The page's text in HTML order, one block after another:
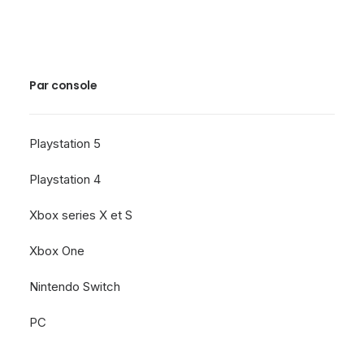
Par console
Playstation 5
Playstation 4
Xbox series X et S
Xbox One
Nintendo Switch
PC